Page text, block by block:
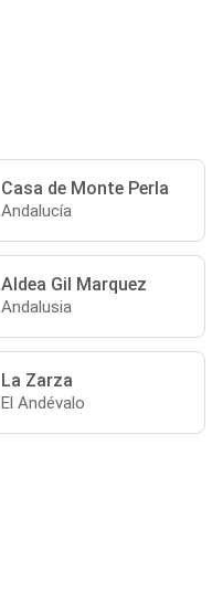
Casa de Monte Perla
Andalucía
Aldea Gil Marquez
Andalusia
La Zarza
El Andévalo